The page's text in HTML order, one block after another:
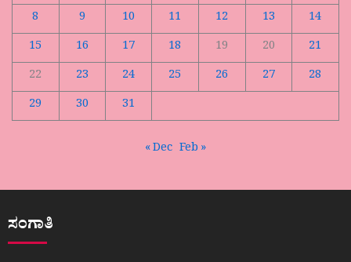
8
9 10 11 12 13
14
15
16 17 18 19 20
21
22
23 24 25 26 27
28
29
30 31
« Dec Feb »
ಸಂಗಾತಿ